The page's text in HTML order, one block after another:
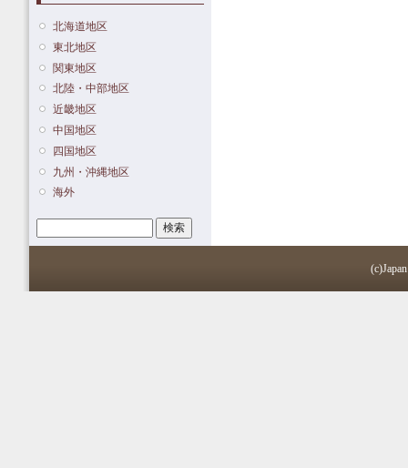
北海道地区
東北地区
関東地区
北陸・中部地区
近畿地区
中国地区
四国地区
九州・沖縄地区
海外